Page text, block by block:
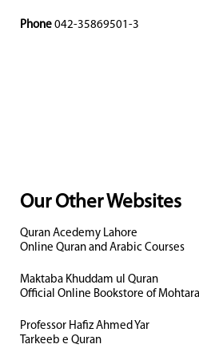
Phone 042-35869501-3
Our Other Websites
Quran Acedemy Lahore
Online Quran and Arabic Courses
Maktaba Khuddam ul Quran
Official Online Bookstore of
Professor Hafiz Ahmed Yar
Tarkeeb e Quran